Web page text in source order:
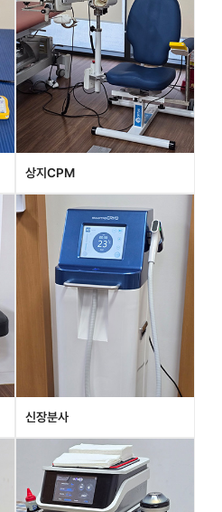
상지CPM
신장분사